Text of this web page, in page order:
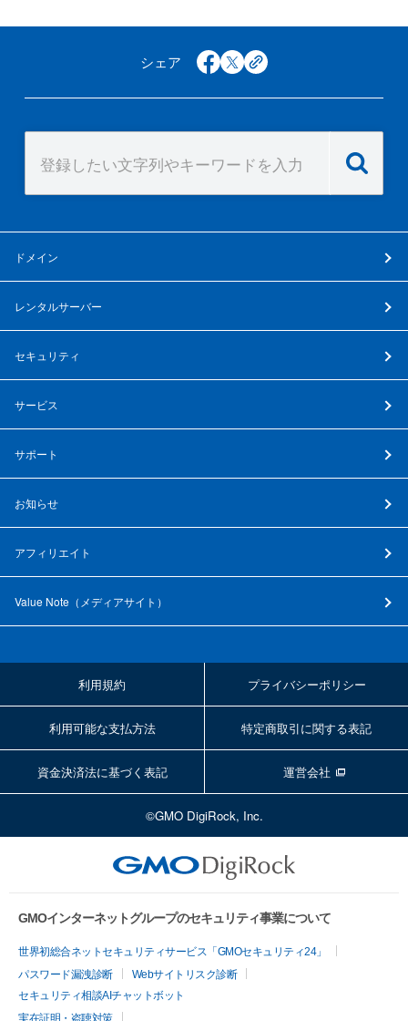
シェア facebook
x copy
ドメイン
レンタルサーバー
セキュリティ
サービス
サポート
お知らせ
アフィリエイト
Value Note（ メディアサイト ）
利用規約 プライバシーポリシー
利用可能な支払方法 特定商取引に関する表記
資金決済法に基づく表記 運営会社
©GMO DigiRock, Inc.
GMOインターネットグループのセキュリティ事業について
世界初総合ネットセキュリティサービス「GMOセキュリティ24」
パスワード漏洩診断
Webサイトリスク診断
セキュリティ相談AIチャットボット
実在証明・盗聴対策